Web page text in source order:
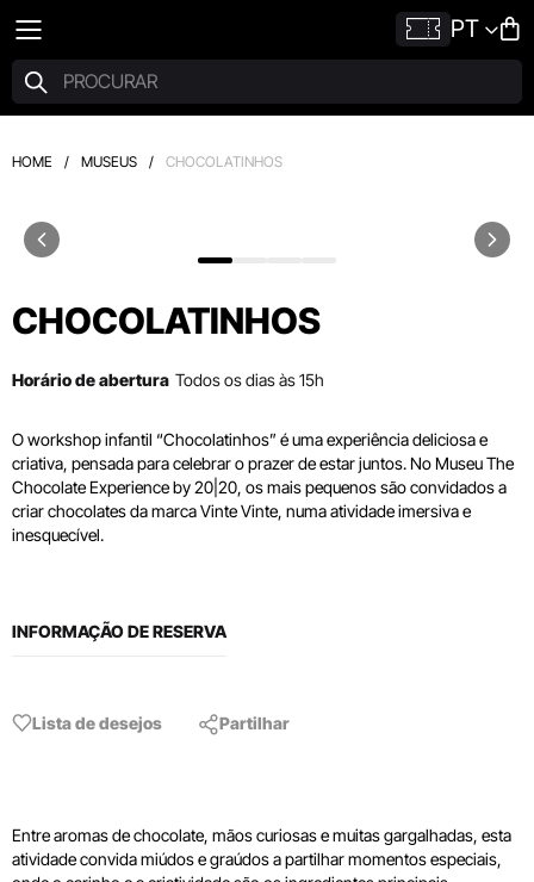
PT
HOME / MUSEUS / CHOCOLATINHOS
CHOCOLATINHOS
Horário de abertura Todos os dias às 15h
O workshop infantil “Chocolatinhos” é uma experiência deliciosa e
criativa, pensada para celebrar o prazer de estar juntos. No Museu The
Chocolate Experience by 20|20, os mais pequenos são convidados a
criar chocolates da marca Vinte Vinte, numa atividade imersiva e
inesquecível.
INFORMAÇÃO DE RESERVA
Lista de desejos Partilhar
Entre aromas de chocolate, mãos curiosas e muitas gargalhadas, esta
atividade convida miúdos e graúdos a partilhar momentos especiais,